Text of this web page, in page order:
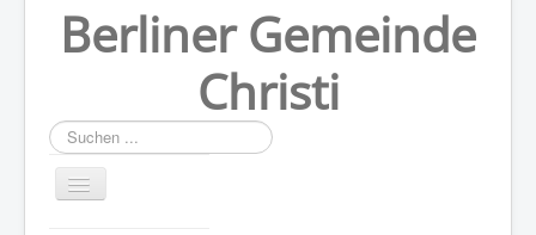
Berliner Gemeinde
Christi
Suchen
...